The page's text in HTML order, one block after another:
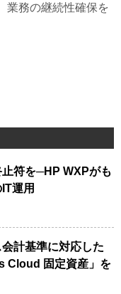
業務の継続性確保を
符を─HP WXPがも
運用
計基準に対応した
Cloud 固定資産」を